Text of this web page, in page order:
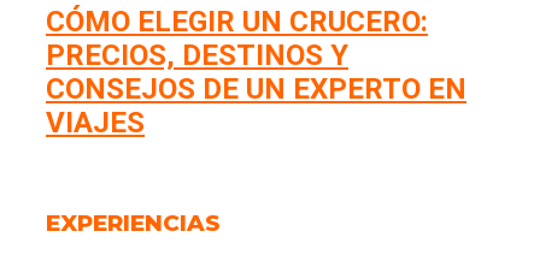
CÓMO ELEGIR UN CRUCERO:
PRECIOS, DESTINOS Y
CONSEJOS DE UN EXPERTO EN
VIAJES
EXPERIENCIAS